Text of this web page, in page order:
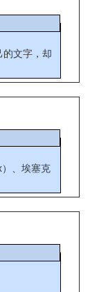
文字，却
、埃塞克